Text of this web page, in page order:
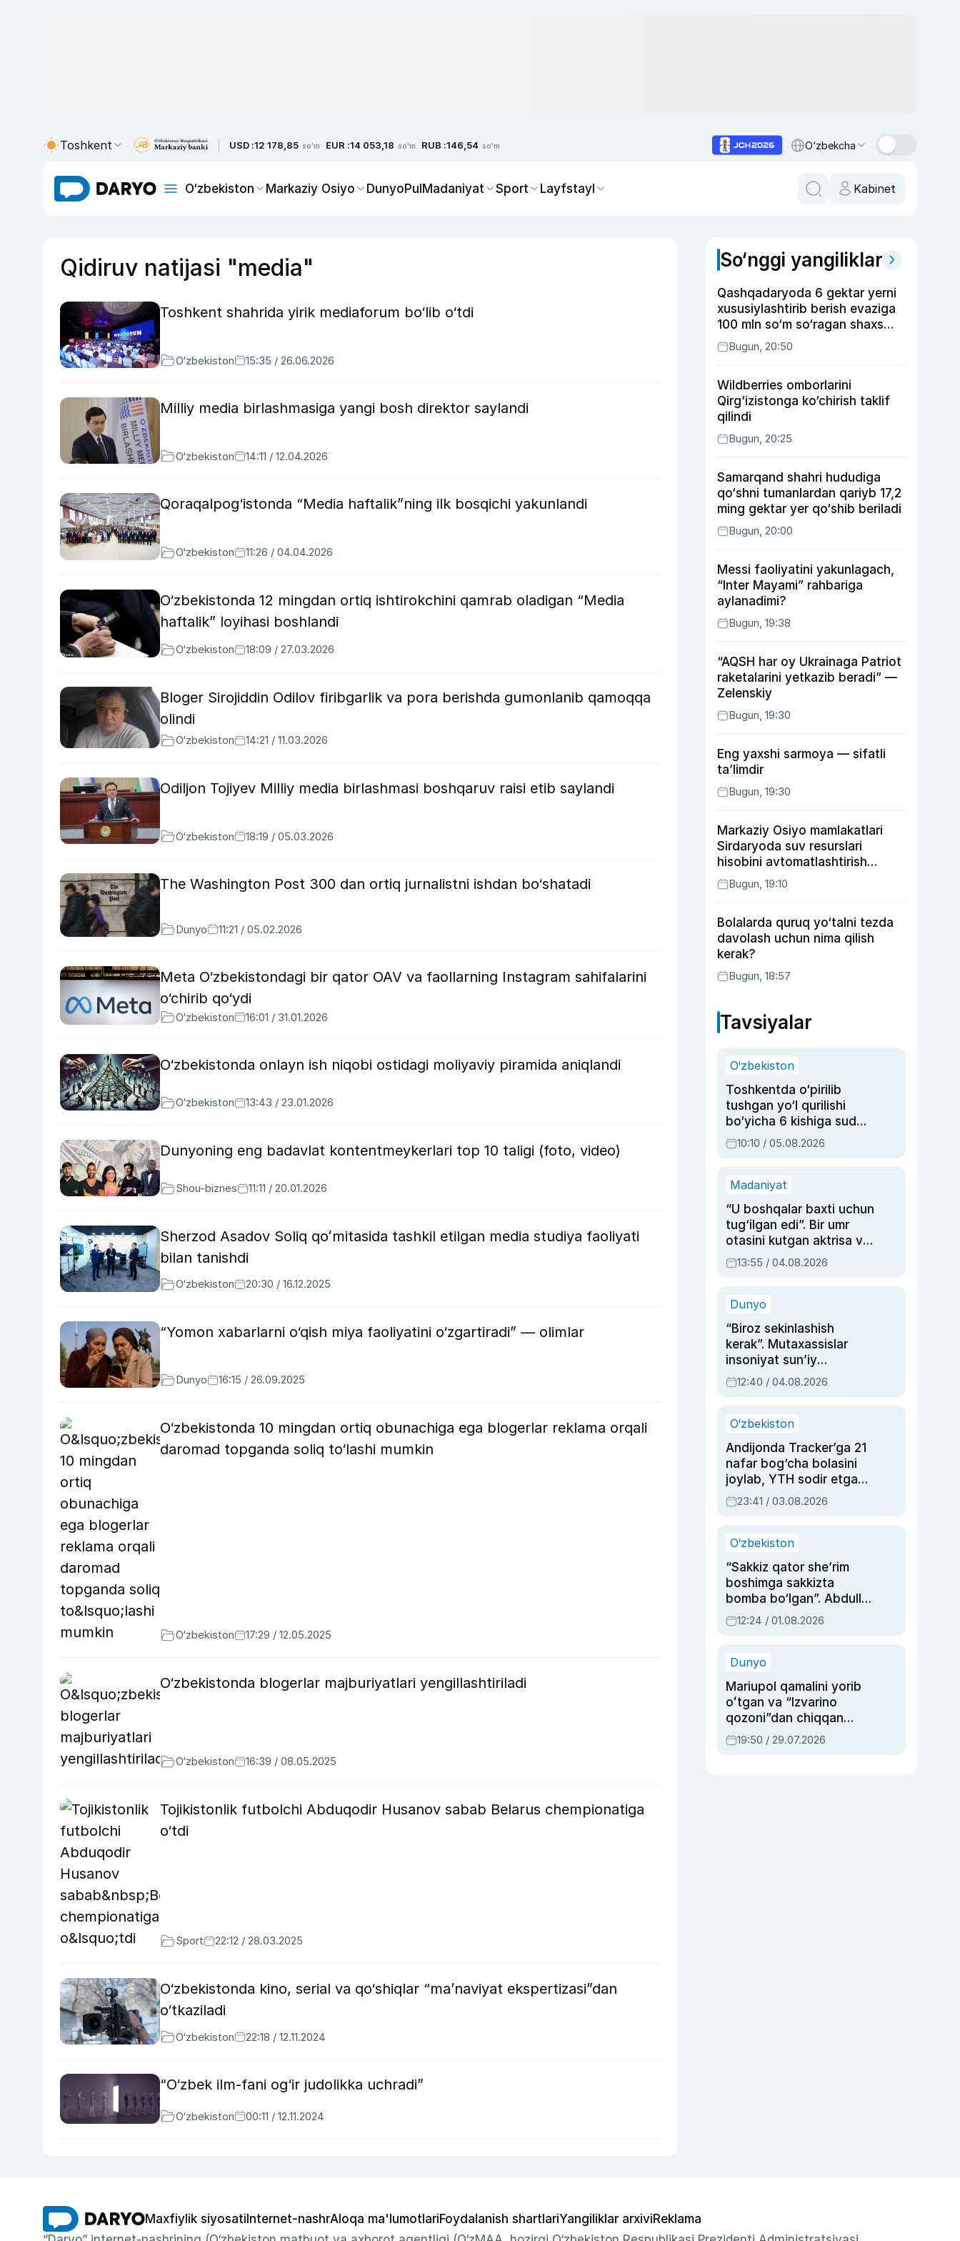
Toshkent USD :12 178,85 so'm EUR :14 053,18 so'm RUB :146,54 so'm O‘zbekcha
O‘zbekiston Markaziy Osiyo DunyoPulMadaniyat Sport Layfstayl Kabinet
Qidiruv natijasi "media"
Toshkent shahrida yirik mediaforum bo‘lib o‘tdi
O‘zbekiston 15:35 / 26.06.2026
Milliy media birlashmasiga yangi bosh direktor saylandi
O‘zbekiston 14:11 / 12.04.2026
Qoraqalpog‘istonda “Media haftalik”ning ilk bosqichi yakunlandi
O‘zbekiston 11:26 / 04.04.2026
O‘zbekistonda 12 mingdan ortiq ishtirokchini qamrab oladigan “Media
haftalik” loyihasi boshlandi
O‘zbekiston 18:09 / 27.03.2026
Bloger Sirojiddin Odilov firibgarlik va pora berishda gumonlanib qamoqqa
olindi
O‘zbekiston 14:21 / 11.03.2026
Odiljon Tojiyev Milliy media birlashmasi boshqaruv raisi etib saylandi
O‘zbekiston 18:19 / 05.03.2026
The Washington Post 300 dan ortiq jurnalistni ishdan bo‘shatadi
Dunyo 11:21 / 05.02.2026
Meta O‘zbekistondagi bir qator OAV va faollarning Instagram sahifalarini
o‘chirib qo‘ydi
O‘zbekiston 16:01 / 31.01.2026
O‘zbekistonda onlayn ish niqobi ostidagi moliyaviy piramida aniqlandi
O‘zbekiston 13:43 / 23.01.2026
Dunyoning eng badavlat kontentmeykerlari top 10 taligi (foto, video)
Shou-biznes 11:11 / 20.01.2026
Sherzod Asadov Soliq qoʻmitasida tashkil etilgan media studiya faoliyati
bilan tanishdi
O‘zbekiston 20:30 / 16.12.2025
“Yomon xabarlarni o‘qish miya faoliyatini o‘zgartiradi” — olimlar
Dunyo 16:15 / 26.09.2025
O‘zbekistonda 10 mingdan ortiq obunachiga ega blogerlar reklama orqali
daromad topganda soliq to‘lashi mumkin
O‘zbekiston 17:29 / 12.05.2025
O‘zbekistonda blogerlar majburiyatlari yengillashtiriladi
O‘zbekiston 16:39 / 08.05.2025
Tojikistonlik futbolchi Abduqodir Husanov sabab Belarus chempionatiga
o‘tdi
Sport 22:12 / 28.03.2025
O‘zbekistonda kino, serial va qo‘shiqlar “ma’naviyat ekspertizasi”dan
o‘tkaziladi
O‘zbekiston 22:18 / 12.11.2024
“O‘zbek ilm-fani og‘ir judolikka uchradi”
O‘zbekiston 00:11 / 12.11.2024
So‘nggi yangiliklar
Qashqadaryoda 6 gektar yerni
xususiylashtirib berish evaziga
100 mln so‘m so‘ragan shaxs
ushlandi
Bugun, 20:50
Wildberries omborlarini
Qirg‘izistonga ko‘chirish taklif
qilindi
Bugun, 20:25
Samarqand shahri hududiga
qo‘shni tumanlardan qariyb 17,2
ming gektar yer qo‘shib beriladi
Bugun, 20:00
Messi faoliyatini yakunlagach,
“Inter Mayami” rahbariga
aylanadimi?
Bugun, 19:38
“AQSH har oy Ukrainaga Patriot
raketalarini yetkazib beradi” —
Zelenskiy
Bugun, 19:30
Eng yaxshi sarmoya — sifatli
ta’limdir
Bugun, 19:30
Markaziy Osiyo mamlakatlari
Sirdaryoda suv resurslari
hisobini avtomatlashtirish
rejasini ishlab chiqishni
ma’qulladi
Bugun, 19:10
Bolalarda quruq yo‘talni tezda
davolash uchun nima qilish
kerak?
Bugun, 18:57
Tavsiyalar
O‘zbekiston
Toshkentda o‘pirilib
tushgan yo‘l qurilishi
bo‘yicha 6 kishiga sud
hukmi o‘qildi
10:10 / 05.08.2026
Madaniyat
“U boshqalar baxti uchun
tug‘ilgan edi”. Bir umr
otasini kutgan aktrisa va
dublyaj ustasi Rimma
Ahmedovaning
13:55 / 04.08.2026
Dunyo
“Biroz sekinlashish
kerak”. Mutaxassislar
insoniyat sun’iy
intellektni boshqara
olmay qolishidan xavotir
12:40 / 04.08.2026
O‘zbekiston
Andijonda Tracker’ga 21
nafar bog‘cha bolasini
joylab, YTH sodir etgan
ayolga sud hukmi o‘qildi
23:41 / 03.08.2026
O‘zbekiston
“Sakkiz qator she’rim
boshimga sakkizta
bomba bo‘lgan”. Abdulla
Oripovni siyosiy
ayblovlardan asrab
12:24 / 01.08.2026
Dunyo
Mariupol qamalini yorib
oʻtgan va “Izvarino
qozoni”dan chiqqan
qahramon — Ukraina
armiyasi bosh
19:50 / 29.07.2026
Maxfiylik siyosati Internet-nashrAloqa ma'lumotlariFoydalanish shartlariYangiliklar arxiviReklama